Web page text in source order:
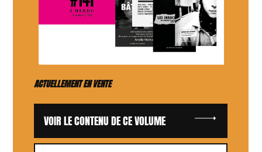
ACTUELLEMENT EN VENTE
VOIR LE CONTENU DE CE VOLUME